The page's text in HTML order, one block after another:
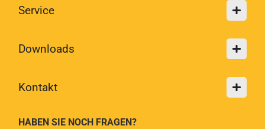
Service
Downloads
Kontakt
HABEN SIE NOCH FRAGEN?